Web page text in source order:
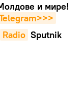
и мире!
Radio Sputnik